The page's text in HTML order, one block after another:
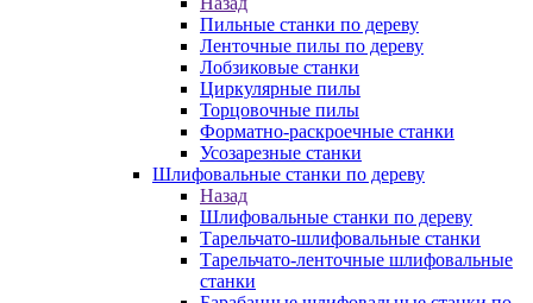
Пильные станки по дереву
Ленточные пилы по дереву
Лобзиковые станки
Циркулярные пилы
Торцовочные пилы
Форматно-раскроечные станки
Усозарезные станки
Шлифовальные станки по дереву
Назад
Шлифовальные станки по дереву
Тарельчато-шлифовальные станки
Тарельчато-ленточные шлифовальные
станки